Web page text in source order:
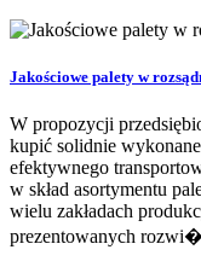
Jakościowe palety w
W propozycji
kupić solidnie
efektywnego
w skład asortymentu
wielu zakładach
prezentowanych